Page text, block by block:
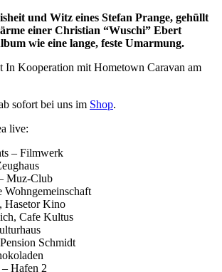
und Witz eines Stefan Prange, gehüllt
einer Christian “Wuschi” Ebert
wie eine lange, feste Umarmung.
In Kooperation mit Hometown Caravan am
sofort bei uns im Shop.
live:
– Filmwerk
Muz-Club
Hasetor Kino
Cafe Kultus
Schmidt
Hafen 2